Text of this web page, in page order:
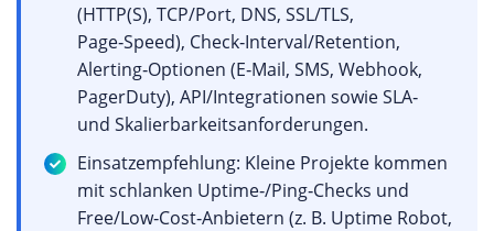
(HTTP(S), TCP/Port, DNS, SSL/TLS,
Page‑Speed), Check‑Interval/Retention,
Alerting‑Optionen (E‑Mail, SMS, Webhook,
PagerDuty), API/Integrationen sowie SLA‑
und Skalierbarkeitsanforderungen.
Einsatzempfehlung: Kleine Projekte kommen
mit schlanken Uptime‑/Ping‑Checks und
Free/Low‑Cost‑Anbietern (z. B. Uptime Robot,